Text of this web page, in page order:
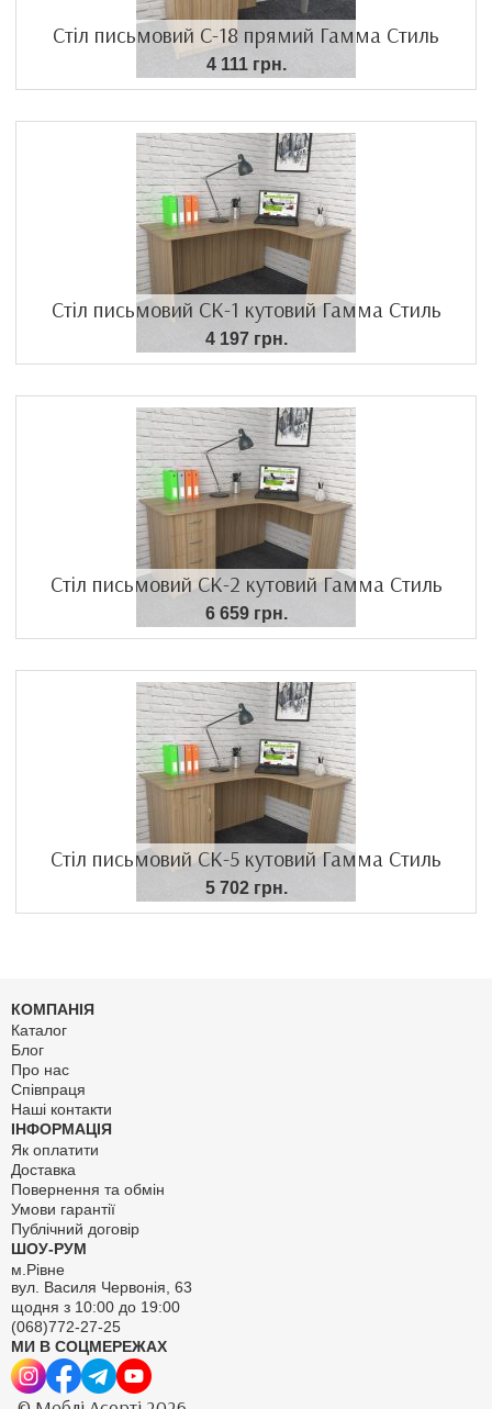
Стіл письмовий С-18 прямий Гамма Стиль
4 111 грн.
Стіл письмовий СК-1 кутовий Гамма Стиль
4 197 грн.
Стіл письмовий СК-2 кутовий Гамма Стиль
6 659 грн.
Стіл письмовий СК-5 кутовий Гамма Стиль
5 702 грн.
КОМПАНІЯ
Каталог
Блог
Про нас
Співпраця
Наші контакти
ІНФОРМАЦІЯ
Як оплатити
Доставка
Повернення та обмін
Умови гарантії
Публічний договір
ШОУ-РУМ
м.Рівне
вул. Василя Червонія, 63
щодня з 10:00 до 19:00
(068)772-27-25
МИ В СОЦМЕРЕЖАХ